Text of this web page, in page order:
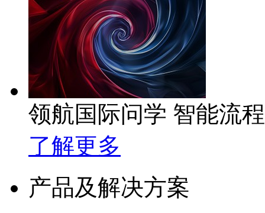
领航国际问学 智能流
了解更多
产品及解决方案